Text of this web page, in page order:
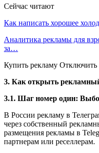
Сейчас читают
Как написать хорошее
Аналитика рекламы для
за…
Купить рекламу Отключить
3. Как открыть
3.1. Шаг номер один:
В России рекламу в
через собственный
размещения рекламы в
партнерам или реселлерам.